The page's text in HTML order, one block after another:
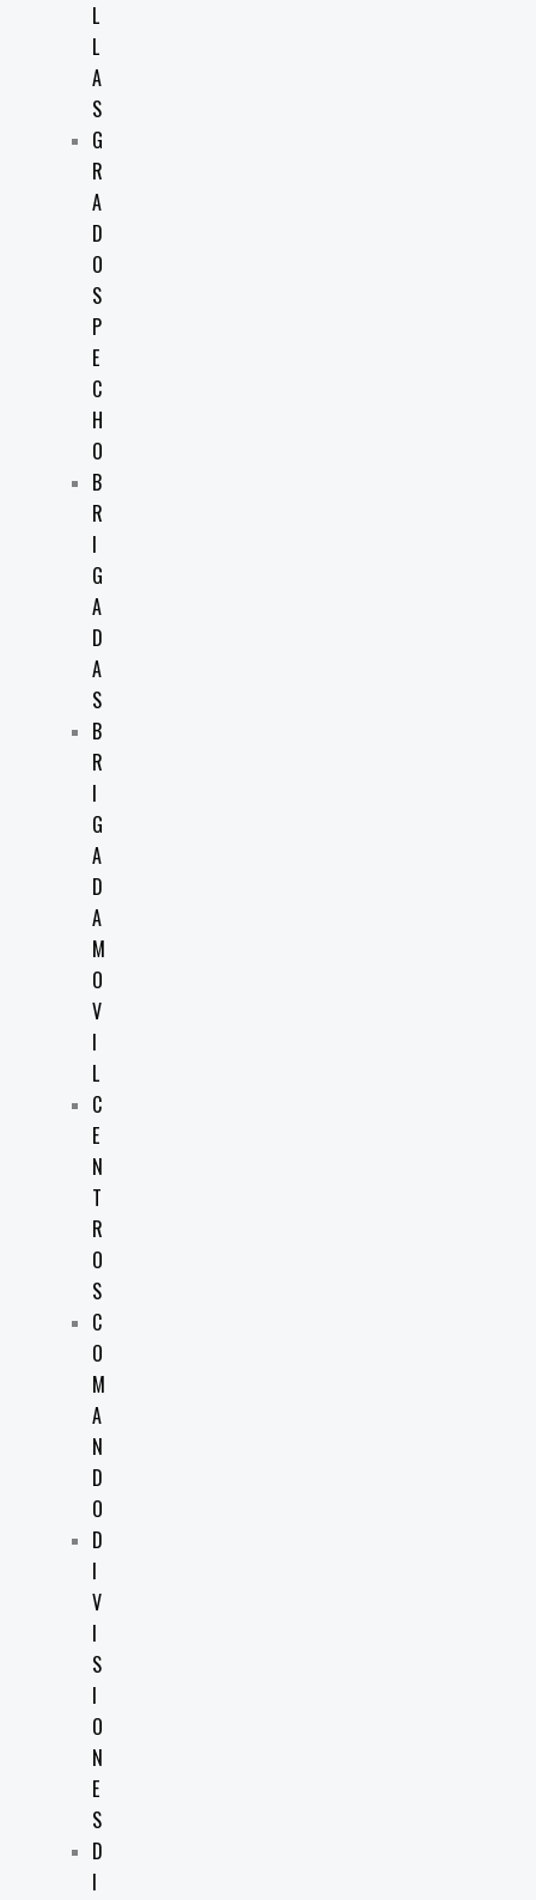
L
L
A
S
G
R
A
D
O
S
P
E
C
H
O
B
R
I
G
A
D
A
S
B
R
I
G
A
D
A
M
O
V
I
L
C
E
N
T
R
O
S
C
O
M
A
N
D
O
D
I
V
I
S
I
O
N
E
S
D
I